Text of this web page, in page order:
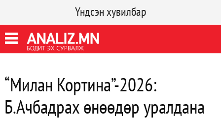
Үндсэн хувилбар
“Милан Кортина”-2026:
Б.Ачбадрах өнөөдөр уралдана